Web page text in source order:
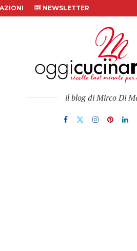
NEWSLETTER
il blog di Mirco Di